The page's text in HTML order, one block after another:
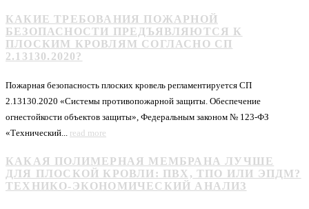
КАКИЕ ТРЕБОВАНИЯ ПОЖАРНОЙ
БЕЗОПАСНОСТИ ПРЕДЪЯВЛЯЮТСЯ К
ПЛОСКИМ КРОВЛЯМ СОГЛАСНО СП
2.13130.2020?
Пожарная безопасность плоских кровель регламентируется СП
2.13130.2020 «Системы противопожарной защиты. Обеспечение
огнестойкости объектов защиты», Федеральным законом № 123-ФЗ
«Технический... read more
КАКАЯ ПОЛИМЕРНАЯ МЕМБРАНА ЛУЧШЕ
ДЛЯ ПЛОСКОЙ КРОВЛИ: ПВХ, ТПО ИЛИ ЭПДМ?
ТЕХНИКО-ЭКОНОМИЧЕСКИЙ АНАЛИЗ